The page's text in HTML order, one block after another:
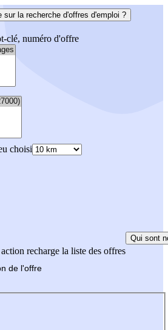
sur la recherche d'offres d'emploi ?
clé, numéro d'offre
choisi
recharge la liste des offres
Qui sont
de l'offre